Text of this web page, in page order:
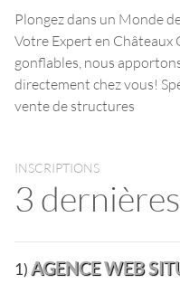
Plongez dans un Monde
Votre Expert en
gonflables, nous
directement chez vous!
vente de structures
INSCRIPTIONS
3
1) AGENCE WEB